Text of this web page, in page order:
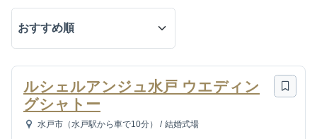
ルシェルアンジュ水戸 ウエディン
グシャトー
水戸市（水戸駅から車で10分） / 結婚式場